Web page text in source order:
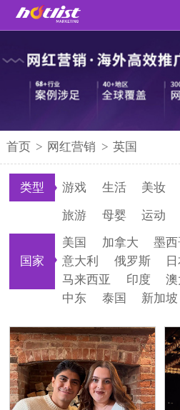
首页 > 网红营销 > 英国
类型 游戏 生活 美妆
旅游 母婴 运动
国家
美国 加拿大 墨
意大利
俄罗斯
马来西亚
印度 澳
中东
泰国 新加坡